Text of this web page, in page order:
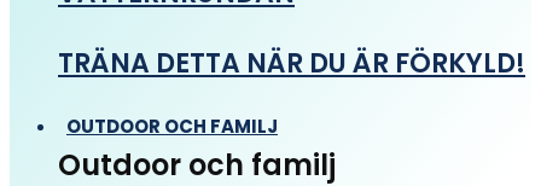
TRÄNA DETTA NÄR DU ÄR FÖRKYLD!
OUTDOOR OCH FAMILJ
Outdoor och familj